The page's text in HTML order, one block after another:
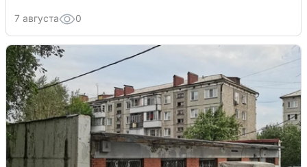
7 августа 0